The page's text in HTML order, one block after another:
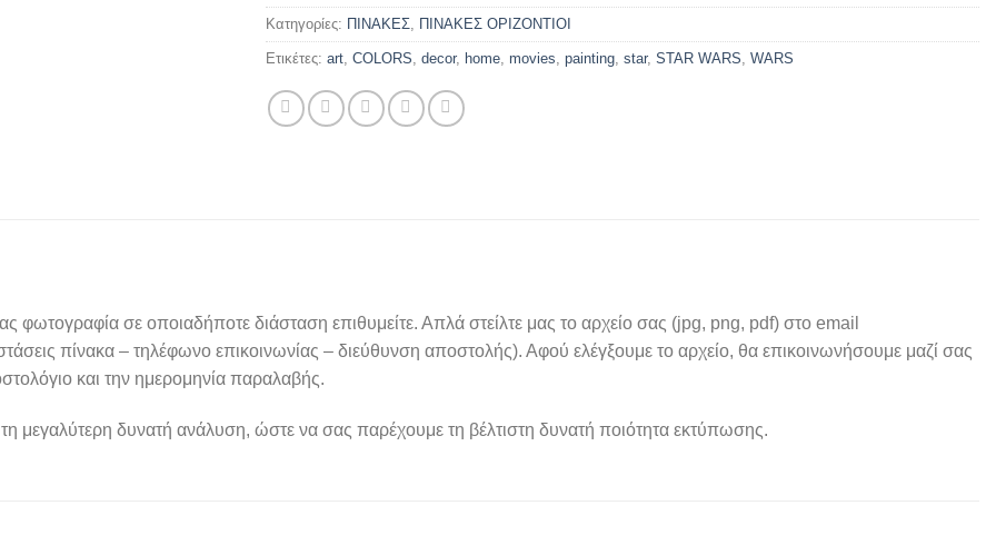
Κατηγορίες: ΠΙΝΑΚΕΣ, ΠΙΝΑΚΕΣ ΟΡΙΖΟΝΤΙΟΙ
Ετικέτες: art, COLORS, decor, home, movies, painting, star, STAR WARS, WARS
φωτογραφία σε οποιαδήποτε διάσταση επιθυμείτε. Απλά στείλτε μας το αρχείο σας (jpg, png, pdf) στο email
πίνακα – τηλέφωνο επικοινωνίας – διεύθυνση αποστολής). Αφού ελέγξουμε το αρχείο, θα επικοινωνήσουμε μαζί σας
και την ημερομηνία παραλαβής.
μεγαλύτερη δυνατή ανάλυση, ώστε να σας παρέχουμε τη βέλτιστη δυνατή ποιότητα εκτύπωσης.